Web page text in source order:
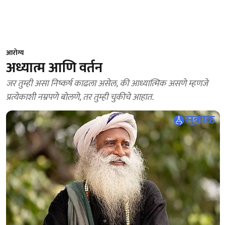
आरोग्य
अध्यात्म आणि वर्तन
जर तुम्ही असा निष्कर्ष काढला असेल, की आध्यात्मिक असणे म्हणजे
प्रत्येकाशी नम्रपणे बोलणे, तर तुम्ही चुकीचे आहात.